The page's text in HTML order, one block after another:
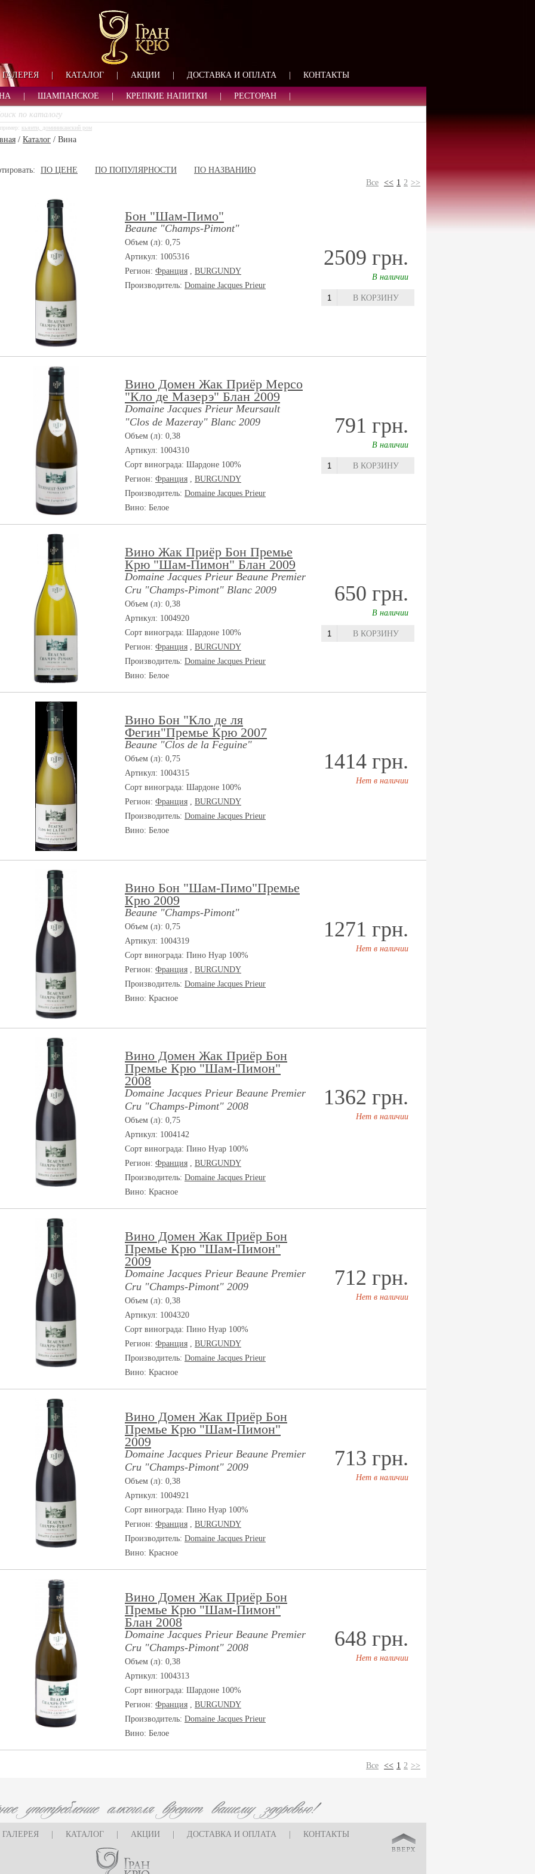
ЛОГИН
ЗАПОМНИТЬ МЕНЯ
ВАШЕ ИМЯ:
ТЕЛЕФОН:
ИМЯ
ГАЛЕРЕЯ | КАТАЛОГ АКЦИИ ДОСТАВКА И ОПЛАТА КОНТАКТЫ
ШАМПАНСКОЕ КРЕПКИЕ НАПИТКИ РЕСТОРАН
кьянти, доминиканский ром
/ Каталог / Вина
ПО ЦЕНЕ ПО ПОПУЛЯРНОСТИ
ПО НАЗВАНИЮ
Все << 1 2 >>
Бон "Шам-Пимо"
Beaune "Champs-Pimont"
Объем (л): 0,75
Артикул: 1005316
Регион: Франция , BURGUNDY
Производитель: Domaine Jacques Prieur
2509 грн.
В наличии
В КОРЗИНУ
Вино Домен Жак Приёр Мерсо
"Кло де Мазерэ" Блан 2009
Domaine Jacques Prieur Meursault
"Clos de Mazeray" Blanc 2009
Объем (л): 0,38
Артикул: 1004310
Сорт винограда: Шардоне 100%
Регион: Франция , BURGUNDY
Производитель: Domaine Jacques Prieur
Вино: Белое
791 грн.
В наличии
В КОРЗИНУ
Вино Жак Приёр Бон Премье
Крю "Шам-Пимон" Блан 2009
Domaine Jacques Prieur Beaune Premier
Cru "Champs-Pimont" Blanc 2009
Объем (л): 0,38
Артикул: 1004920
Сорт винограда: Шардоне 100%
Регион: Франция , BURGUNDY
Производитель: Domaine Jacques Prieur
Вино: Белое
650 грн.
В наличии
В КОРЗИНУ
Вино Бон "Кло де ля
Фегин"Премье Крю 2007
Beaune "Clos de la Feguine"
Объем (л): 0,75
Артикул: 1004315
Сорт винограда: Шардоне 100%
Регион: Франция , BURGUNDY
Производитель: Domaine Jacques Prieur
Вино: Белое
1414 грн.
Нет в наличии
Вино Бон "Шам-Пимо"Премье
Крю 2009
Beaune "Champs-Pimont"
Объем (л): 0,75
Артикул: 1004319
Сорт винограда: Пино Нуар 100%
Регион: Франция , BURGUNDY
Производитель: Domaine Jacques Prieur
Вино: Красное
1271 грн.
Нет в наличии
Вино Домен Жак Приёр Бон
Премье Крю "Шам-Пимон"
2008
Domaine Jacques Prieur Beaune Premier
Cru "Champs-Pimont" 2008
Объем (л): 0,75
Артикул: 1004142
Сорт винограда: Пино Нуар 100%
Регион: Франция , BURGUNDY
Производитель: Domaine Jacques Prieur
Вино: Красное
1362 грн.
Нет в наличии
Вино Домен Жак Приёр Бон
Премье Крю "Шам-Пимон"
2009
Domaine Jacques Prieur Beaune Premier
Cru "Champs-Pimont" 2009
Объем (л): 0,38
Артикул: 1004320
Сорт винограда: Пино Нуар 100%
Регион: Франция , BURGUNDY
Производитель: Domaine Jacques Prieur
Вино: Красное
712 грн.
Нет в наличии
Вино Домен Жак Приёр Бон
Премье Крю "Шам-Пимон"
2009
Domaine Jacques Prieur Beaune Premier
Cru "Champs-Pimont" 2009
Объем (л): 0,38
Артикул: 1004921
Сорт винограда: Пино Нуар 100%
Регион: Франция , BURGUNDY
Производитель: Domaine Jacques Prieur
Вино: Красное
713 грн.
Нет в наличии
Вино Домен Жак Приёр Бон
Премье Крю "Шам-Пимон"
Блан 2008
Domaine Jacques Prieur Beaune Premier
Cru "Champs-Pimont" 2008
Объем (л): 0,38
Артикул: 1004313
Сорт винограда: Шардоне 100%
Регион: Франция , BURGUNDY
Производитель: Domaine Jacques Prieur
Вино: Белое
648 грн.
Нет в наличии
Все << 1 2 >>
ГАЛЕРЕЯ КАТАЛОГ АКЦИИ ДОСТАВКА И ОПЛАТА КОНТАКТЫ